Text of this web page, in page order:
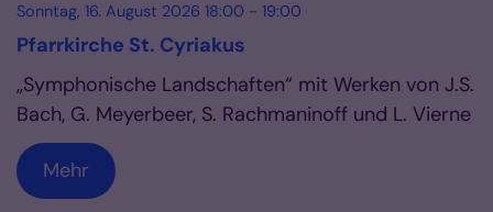
Sonntag, 16. August 2026 18:00 - 19:00
Pfarrkirche St. Cyriakus
„Symphonische Landschaften“ mit Werken von J.S.
Bach, G. Meyerbeer, S. Rachmaninoff und L. Vierne
Mehr